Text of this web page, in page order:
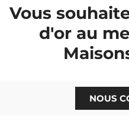
Vous
d'or au
NOUS